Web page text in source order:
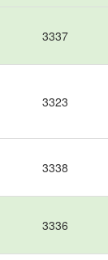
3337
3323
3338
3336